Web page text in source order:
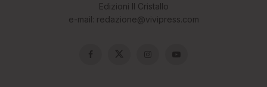
Edizioni Il Cristallo
e-mail: redazione@vivipress.com